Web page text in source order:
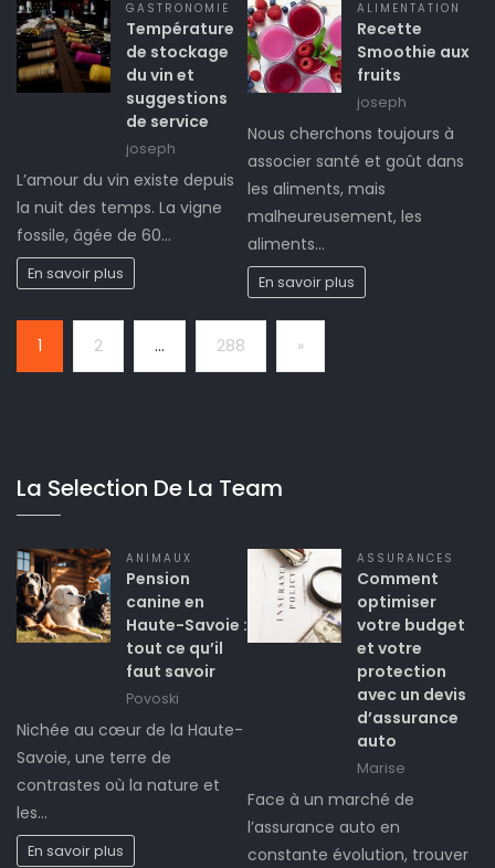
GASTRONOMIE
Température
de stockage
du vin et
suggestions
de service
joseph
L’amour du vin existe depuis
la nuit des temps. La vigne
fossile, âgée de 60…
En savoir plus
ALIMENTATION
Recette
Smoothie aux
fruits
joseph
Nous cherchons toujours à
associer santé et goût dans
les aliments, mais
malheureusement, les
aliments…
En savoir plus
1 2 … 288 Next
»
La Selection De La Team
ANIMAUX
Pension
canine en
Haute-Savoie :
tout ce qu’il
faut savoir
Povoski
Nichée au cœur de la Haute-
Savoie, une terre de
contrastes où la nature et
les…
En savoir plus
ASSURANCES
Comment
optimiser
votre budget
et votre
protection
avec un devis
d’assurance
auto
Marise
Face à un marché de
l’assurance auto en
constante évolution, trouver